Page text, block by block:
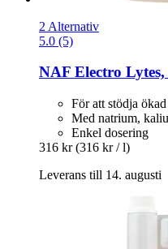
2 Alternativ
5.0 (5)
NAF Electro
För att stödja
Med natrium,
Enkel dosering
316 kr (316 kr / l)
Leverans till 14. augusti